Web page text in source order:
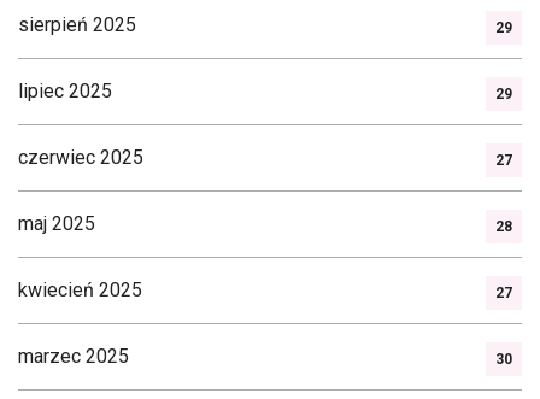
sierpień 2025 29
lipiec 2025 29
czerwiec 2025 27
maj 2025 28
kwiecień 2025 27
marzec 2025 30